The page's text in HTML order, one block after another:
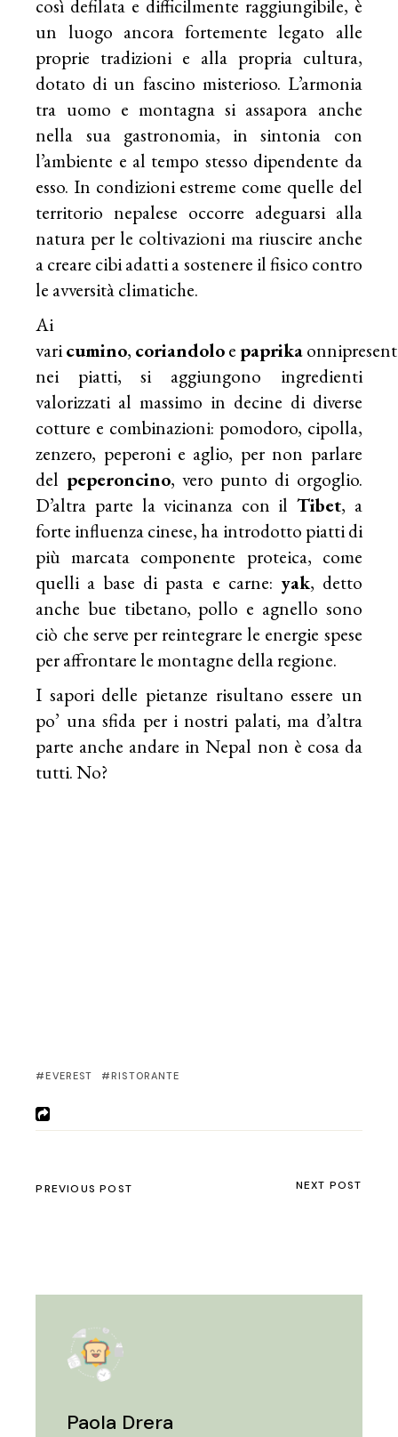
così defilata e difficilmente raggiungibile, è
un luogo ancora fortemente legato alle
proprie tradizioni e alla propria cultura,
dotato di un fascino misterioso. L’armonia
tra uomo e montagna si assapora anche
nella sua gastronomia, in sintonia con
l’ambiente e al tempo stesso dipendente da
esso. In condizioni estreme come quelle del
territorio nepalese occorre adeguarsi alla
natura per le coltivazioni ma riuscire anche
a creare cibi adatti a sostenere il fisico contro
le avversità climatiche.
Ai
varicumino, coriandoloe paprika
nei piatti, si aggiungono ingredienti
valorizzati al massimo in decine di diverse
cotture e combinazioni: pomodoro, cipolla,
zenzero, peperoni e aglio, per non parlare
del peperoncino, vero punto di orgoglio.
D’altra parte la vicinanza con ilTibet, a
forte influenza cinese, ha introdotto piatti di
più marcata componente proteica, come
quelli a base di pasta e carne: yak, detto
anche bue tibetano, pollo e agnello sono
ciò che serve per reintegrare le energie spese
per affrontare le montagne della regione.
I sapori delle pietanze risultano essere un
po’ una sfida per i nostri palati, ma d’altra
parte anche andare in Nepal non è cosa da
tutti. No?
EVEREST RISTORANTE
PREVIOUS POST NEXT POST
Paola Drera